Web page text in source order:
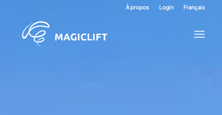
À propos Login Français